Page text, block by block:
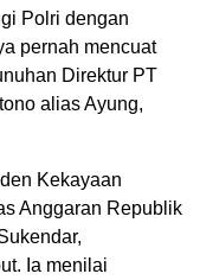
Polri dengan
pernah mencuat
Direktur PT
alias Ayung,
Kekayaan
Anggaran Republik
Ia menilai